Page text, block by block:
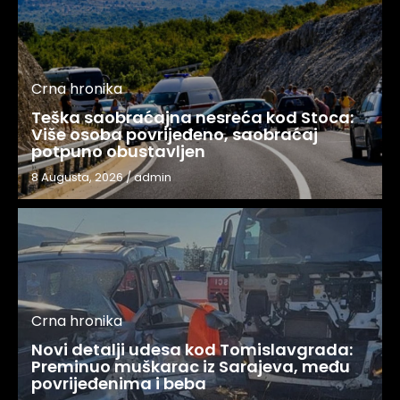
Crna hronika
Teška saobraćajna nesreća kod Stoca:
Više osoba povrijeđeno, saobraćaj
potpuno obustavljen
8 Augusta, 2026/admin
Crna hronika
Novi detalji udesa kod Tomislavgrada:
Preminuo muškarac iz Sarajeva, među
povrijeđenima i beba